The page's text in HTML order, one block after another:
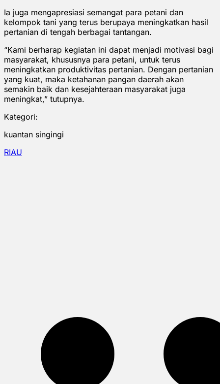
Ia juga mengapresiasi semangat para petani dan
kelompok tani yang terus berupaya meningkatkan hasil
pertanian di tengah berbagai tantangan.
“Kami berharap kegiatan ini dapat menjadi motivasi bagi
masyarakat, khususnya para petani, untuk terus
meningkatkan produktivitas pertanian. Dengan pertanian
yang kuat, maka ketahanan pangan daerah akan
semakin baik dan kesejahteraan masyarakat juga
meningkat,” tutupnya.
Kategori:
kuantan singingi
RIAU